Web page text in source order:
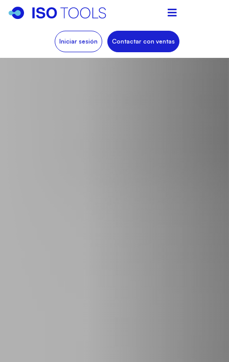
Iniciar sesión Contactar con ventas